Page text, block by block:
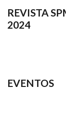
REVISTA
2024
EVENTOS